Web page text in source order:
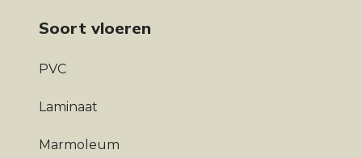
Soort vloeren
PVC
Laminaat
Marmoleum